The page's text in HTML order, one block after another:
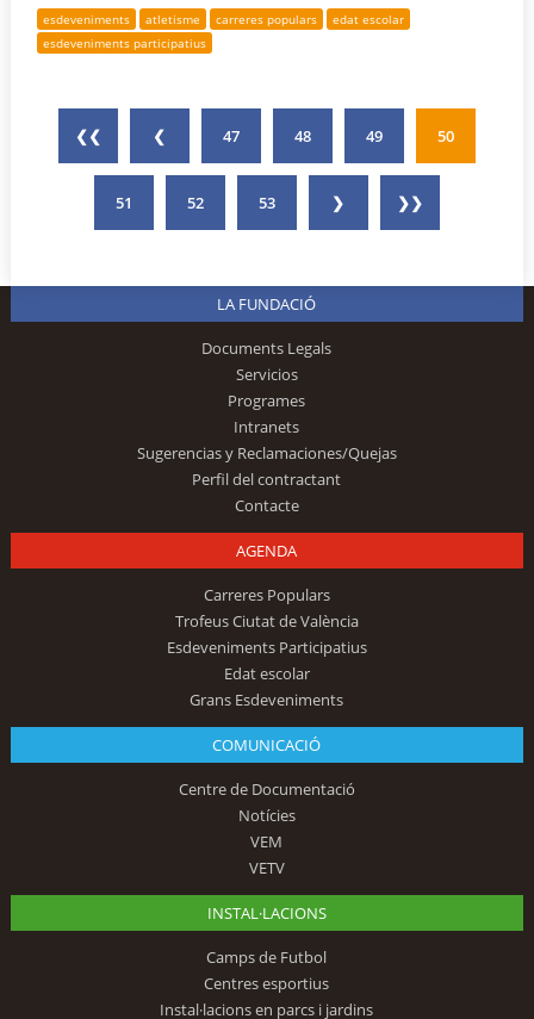
esdeveniments atletisme carreres populars
edat escolar
esdeveniments participatius
❮❮ ❮ 47 48 49 50
51 52 53 ❯ ❯❯
LA FUNDACIÓ
Documents Legals
Servicios
Programes
Intranets
Sugerencias y Reclamaciones/Quejas
Perfil del contractant
Contacte
AGENDA
Carreres Populars
Trofeus Ciutat de València
Esdeveniments Participatius
Edat escolar
Grans Esdeveniments
COMUNICACIÓ
Centre de Documentació
Notícies
VEM
VETV
INSTAL·LACIONS
Camps de Futbol
Centres esportius
Instal·lacions en parcs i jardins